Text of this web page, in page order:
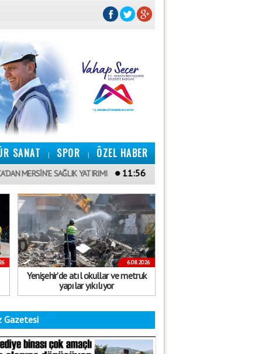
SANAT | SPOR | ÖZEL HABER
SAĞLIK YATIRIMI 11:56 KıRATLı: "ŞEHITLERIMIZIN EMANETINE SAHIP
6.08.2026
Yenişehir’de atıl okullar ve metruk
yapılar yıkılıyor
Gazetesi